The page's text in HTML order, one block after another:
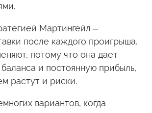
Мартингейл –
после каждого проигрыша.
потому что она дает
и постоянную прибыль,
растут и риски.
вариантов, когда